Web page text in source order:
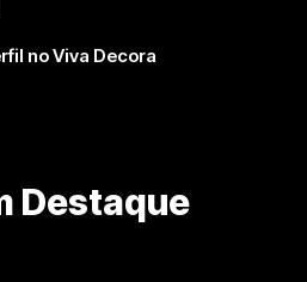
no Viva Decora
Destaque